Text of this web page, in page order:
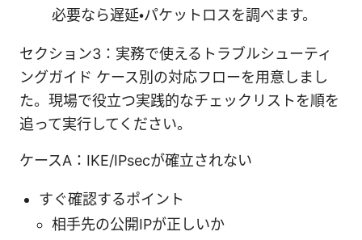
必要なら遅延・パケットロスを調べます。
セクション3：実務で使えるトラブルシューティ
ングガイド ケース別の対応フローを用意しまし
た。現場で役立つ実践的なチェックリストを順を
追って実行してください。
ケースA：IKE/IPsecが確立されない
すぐ確認するポイント
相手先の公開IPが正しいか